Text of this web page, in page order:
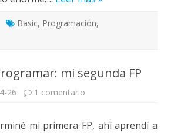
Basic, Programación,
mi segunda FP
26 1 comentario
mi
segunda
mi primera FP, ahí aprendí a